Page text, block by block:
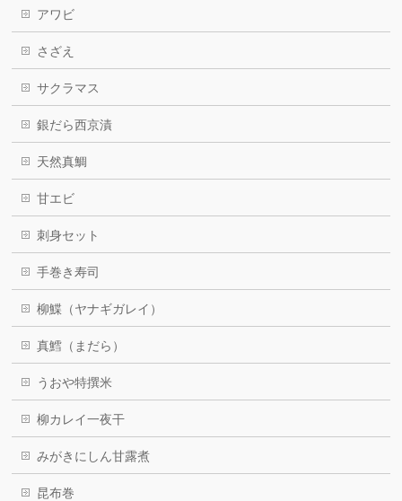
アワビ
さざえ
サクラマス
銀だら西京漬
天然真鯛
甘エビ
刺身セット
手巻き寿司
柳鰈（ヤナギガレイ）
真鱈（まだら）
うおや特撰米
柳カレイ一夜干
みがきにしん甘露煮
昆布巻